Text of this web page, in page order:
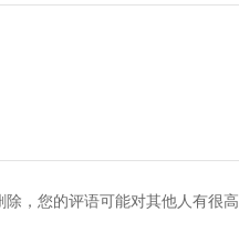
，您的评语可能对其他人有很高